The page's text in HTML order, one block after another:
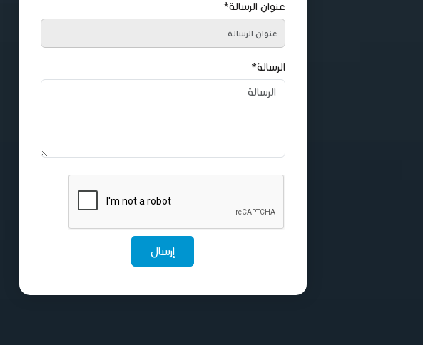
عنوان الرسالة*
الرسالة*
إرسال